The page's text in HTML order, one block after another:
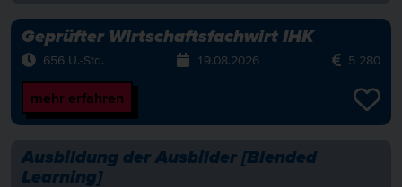
Geprüfter Wirtschaftsfachwirt IHK
656 U.-Std. 19.08.2026 5 280
mehr erfahren
Ausbildung der Ausbilder [Blended
Learning]